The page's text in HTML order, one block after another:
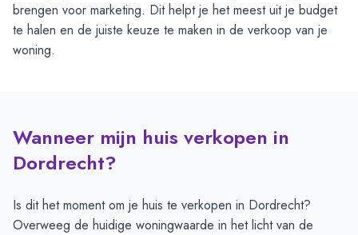
brengen voor marketing. Dit helpt je het meest uit je budget
te halen en de juiste keuze te maken in de verkoop van je
woning.
Wanneer mijn huis verkopen in
Dordrecht?
Is dit het moment om je huis te verkopen in Dordrecht?
Overweeg de huidige woningwaarde in het licht van de